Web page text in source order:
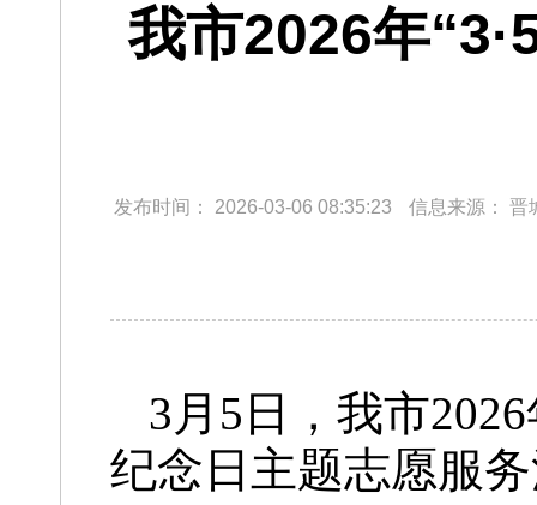
我市2026年
发布时间： 2026-03-06 08:35:23 信息来源： 晋
3月5日，我市
纪念日主题志愿服